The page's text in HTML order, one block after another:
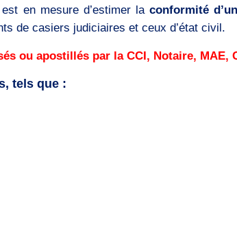
est en mesure d’estimer laconformité
de casiers judiciaires et ceux d’état civil.
ou apostillés par la CCI, Notaire, MAE,
tels que :